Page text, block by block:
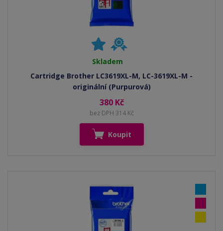
Skladem
Cartridge Brother LC3619XL-M, LC-3619XL-M -
originální (Purpurová)
380 Kč
bez DPH 314 Kč
Koupit